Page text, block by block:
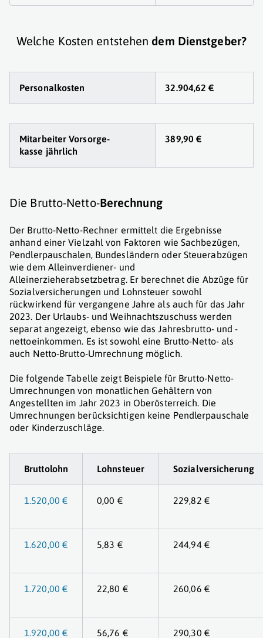
Welche Kosten entstehen dem Dienstgeber?
Personalkosten 32.904,62 €
Mitarbeiter Vorsorge-
kasse jährlich
389,90 €
Die Brutto-Netto-Berechnung
Der Brutto-Netto-Rechner ermittelt die Ergebnisse
anhand einer Vielzahl von Faktoren wie Sachbezügen,
Pendlerpauschalen, Bundesländern oder Steuerabzügen
wie dem Alleinverdiener- und
Alleinerzieherabsetzbetrag. Er berechnet die Abzüge für
Sozialversicherungen und Lohnsteuer sowohl
rückwirkend für vergangene Jahre als auch für das Jahr
2023. Der Urlaubs- und Weihnachtszuschuss werden
separat angezeigt, ebenso wie das Jahresbrutto- und -
nettoeinkommen. Es ist sowohl eine Brutto-Netto- als
auch Netto-Brutto-Umrechnung möglich.
Die folgende Tabelle zeigt Beispiele für Brutto-Netto-
Umrechnungen von monatlichen Gehältern von
Angestellten im Jahr 2023 in Oberösterreich. Die
Umrechnungen berücksichtigen keine Pendlerpauschale
oder Kinderzuschläge.
Bruttolohn Lohnsteuer Sozialversicherung
1.520,00 € 0,00 € 229,82 €
1.620,00 € 5,83 € 244,94 €
1.720,00 € 22,80 € 260,06 €
1.920,00 € 56,76 € 290,30 €